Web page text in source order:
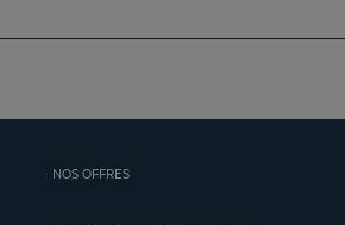
NOS OFFRES